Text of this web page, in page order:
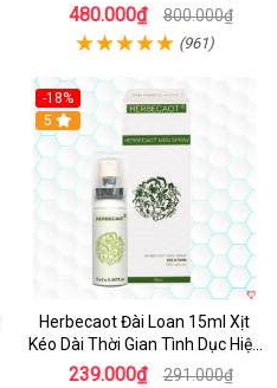
480.000₫ 800.000₫
(961)
-18%
5
Herbecaot Đài Loan 15ml Xịt
Kéo Dài Thời Gian Tình Dục Hiệu
Quả
239.000₫ 291.000₫